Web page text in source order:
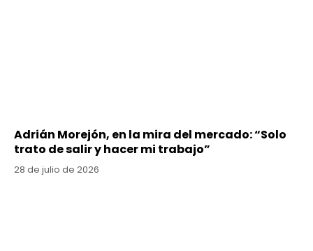
Adrián Morejón, en la mira del mercado: “Solo
trato de salir y hacer mi trabajo”
28 de julio de 2026